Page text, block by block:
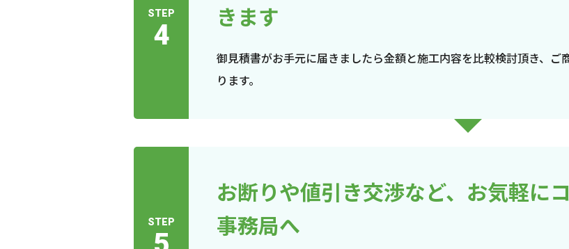
STEP
4
きます
御見積書がお手元に届きましたら金額と施工内容を比較検討頂き、ご
ります。
STEP
お断りや値引き交渉など、お気軽に
事務局へ